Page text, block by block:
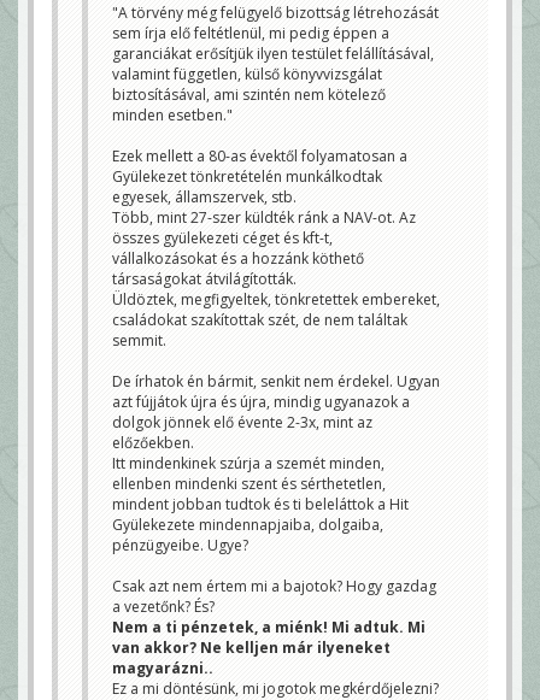
"A törvény még felügyelő bizottság létrehozását
sem írja elő feltétlenül, mi pedig éppen a
garanciákat erősítjük ilyen testület felállításával,
valamint független, külső könyvvizsgálat
biztosításával, ami szintén nem kötelező
minden esetben."
Ezek mellett a 80-as évektől folyamatosan a
Gyülekezet tönkretételén munkálkodtak
egyesek, államszervek, stb.
Több, mint 27-szer küldték ránk a NAV-ot. Az
összes gyülekezeti céget és kft-t,
vállalkozásokat és a hozzánk köthető
társaságokat átvilágították.
Üldöztek, megfigyeltek, tönkretettek embereket,
családokat szakítottak szét, de nem találtak
semmit.
De írhatok én bármit, senkit nem érdekel. Ugyan
azt fújjátok újra és újra, mindig ugyanazok a
dolgok jönnek elő évente 2-3x, mint az
előzőekben.
Itt mindenkinek szúrja a szemét minden,
ellenben mindenki szent és sérthetetlen,
mindent jobban tudtok és ti beleláttok a Hit
Gyülekezete mindennapjaiba, dolgaiba,
pénzügyeibe. Ugye?
Csak azt nem értem mi a bajotok? Hogy gazdag
a vezetőnk? És?
Nem a ti pénzetek, a miénk! Mi adtuk. Mi
van akkor? Ne kelljen már ilyeneket
magyarázni..
Ez a mi döntésünk, mi jogotok megkérdőjelezni?